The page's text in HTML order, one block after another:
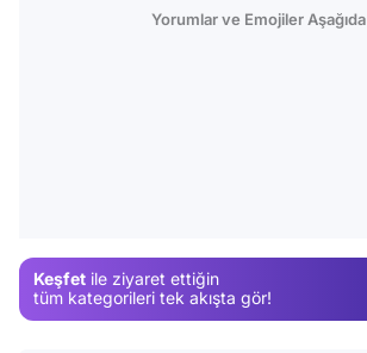
Yorumlar ve Emojiler Aşağıda
Keşfet ile ziyaret ettiğin
tüm kategorileri tek akışta gör!